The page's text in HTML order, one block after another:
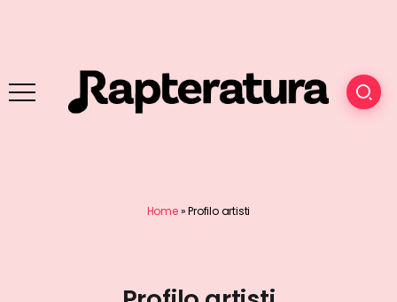
Home»Profilo artisti